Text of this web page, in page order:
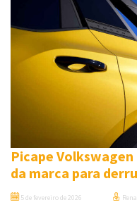
Picape
da marca para
5 de fevereiro de 2026